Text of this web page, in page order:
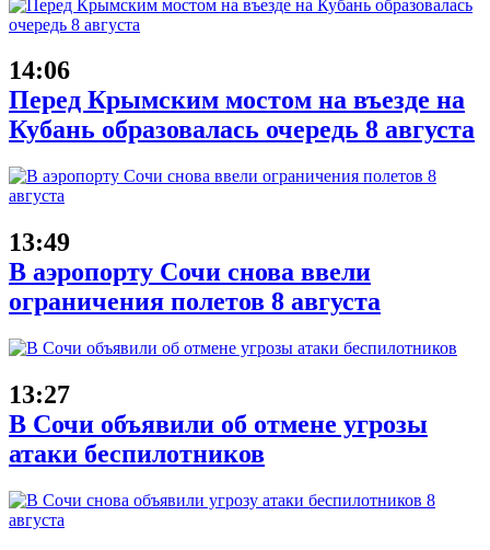
14:06
Перед Крымским мостом на въезде на
Кубань образовалась очередь 8 августа
13:49
В аэропорту Сочи снова ввели
ограничения полетов 8 августа
13:27
В Сочи объявили об отмене угрозы
атаки беспилотников